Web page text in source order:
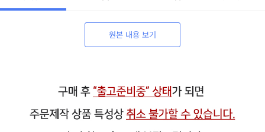
원본 내용 보기